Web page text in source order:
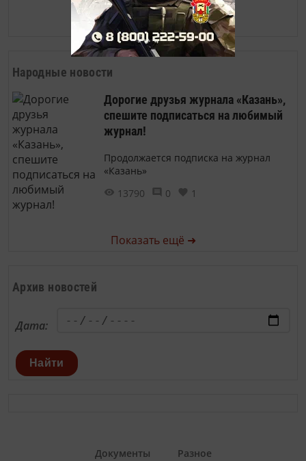
Показать ещё ➜
Народные новости
Дорогие друзья журнала «Казань»,
спешите подписаться на любимый
журнал!
Продолжается подписка на журнал
«Казань»
13790
0 1
Показать ещё ➜
Архив новостей
Дата:
Найти
Документы Разное